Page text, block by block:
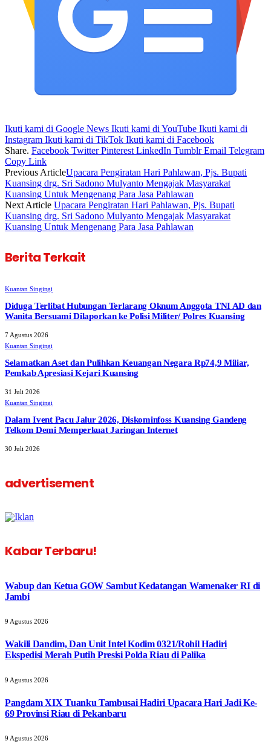
Ikuti kami di Google News Ikuti kami di YouTube Ikuti kami di
Instagram Ikuti kami di TikTok Ikuti kami di Facebook
Share. Facebook Twitter Pinterest LinkedIn Tumblr Email Telegram
Copy Link
Previous ArticleUpacara Pengiratan Hari Pahlawan, Pjs. Bupati
Kuansing drg. Sri Sadono Mulyanto Mengajak Masyarakat
Kuansing Untuk Mengenang Para Jasa Pahlawan
Next Article Upacara Pengiratan Hari Pahlawan, Pjs. Bupati
Kuansing drg. Sri Sadono Mulyanto Mengajak Masyarakat
Kuansing Untuk Mengenang Para Jasa Pahlawan
Berita Terkait
Kuantan Singingi
Diduga Terlibat Hubungan Terlarang Oknum Anggota TNI AD dan
Wanita Bersuami Dilaporkan ke Polisi Militer/ Polres Kuansing
7 Agustus 2026
Kuantan Singingi
Selamatkan Aset dan Pulihkan Keuangan Negara Rp74,9 Miliar,
Pemkab Apresiasi Kejari Kuansing
31 Juli 2026
Kuantan Singingi
Dalam Ivent Pacu Jalur 2026, Diskominfoss Kuansing Gandeng
Telkom Demi Memperkuat Jaringan Internet
30 Juli 2026
advertisement
Kabar Terbaru!
Wabup dan Ketua GOW Sambut Kedatangan Wamenaker RI di
Jambi
9 Agustus 2026
Wakili Dandim, Dan Unit Intel Kodim 0321/Rohil Hadiri
Ekspedisi Merah Putih Presisi Polda Riau di Palika
9 Agustus 2026
Pangdam XIX Tuanku Tambusai Hadiri Upacara Hari Jadi Ke-
69 Provinsi Riau di Pekanbaru
9 Agustus 2026